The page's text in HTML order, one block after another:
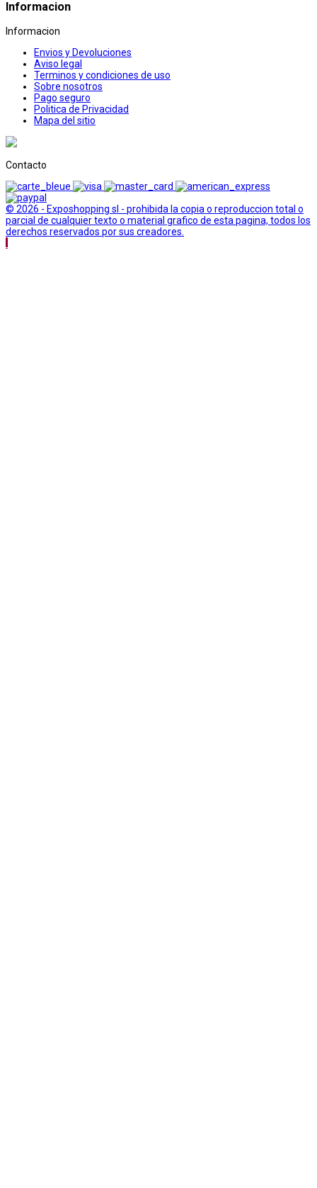
Informacion
Informacion
Envios y Devoluciones
Aviso legal
Terminos y condiciones de uso
Sobre nosotros
Pago seguro
Politica de Privacidad
Mapa del sitio
Contacto
© 2026 - Exposhopping sl - prohibida la copia o reproduccion total o
parcial de cualquier texto o material grafico de esta pagina, todos los
derechos reservados por sus creadores.